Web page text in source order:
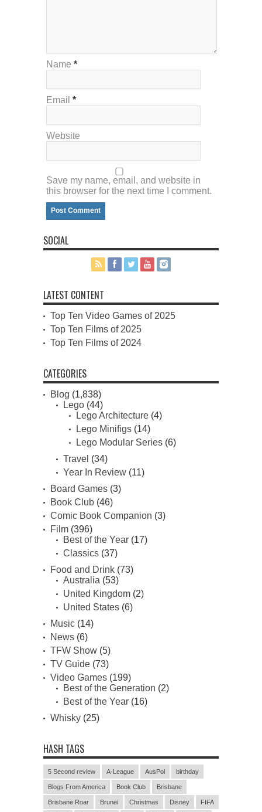
Name *
Email *
Website
Save my name, email, and website in
this browser for the next time I comment.
SOCIAL
LATEST CONTENT
Top Ten Video Games of 2025
Top Ten Films of 2025
Top Ten Films of 2024
CATEGORIES
Blog (1,838)
Lego (44)
Lego Architecture (4)
Lego Minifigs (14)
Lego Modular Series (6)
Travel (34)
Year In Review (11)
Board Games (3)
Book Club (46)
Comic Book Companion (3)
Film (396)
Best of the Year (17)
Classics (37)
Food and Drink (73)
Australia (53)
United Kingdom (2)
United States (6)
Music (14)
News (6)
TFW Show (5)
TV Guide (73)
Video Games (199)
Best of the Generation (2)
Best of the Year (16)
Whisky (25)
HASH TAGS
5 Second review A-League AusPol birthday
Blogs From America Book Club Brisbane
Brisbane Roar Brunei Christmas Disney FIFA